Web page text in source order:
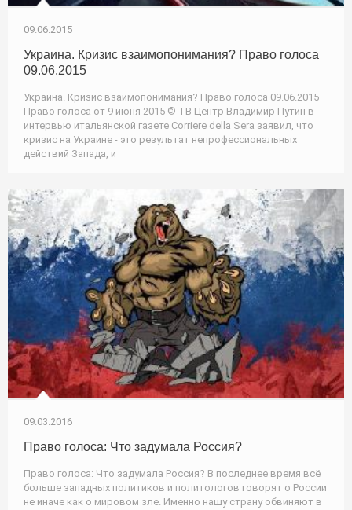
09.06.2015
Украина. Кризис взаимопонимания? Право голоса
09.06.2015
Украина. Кризис взаимопонимания? Право голоса 09.06.2015
Право голоса от 9 июня 2015 © ТВ Центр Владимир Путин в
интервью итальянской газете Corriere della Sera заявил, что
кризис на Украине - это результат непрофессиональных
действий Запада, и
09.03.2016
Право голоса: Что задумала Россия?
Право голоса: Что задумала Россия? В последнее время всё
больше западных политиков и политологов говорят о России
не иначе как о мировом зле. Именно нашу страну обвиняют в